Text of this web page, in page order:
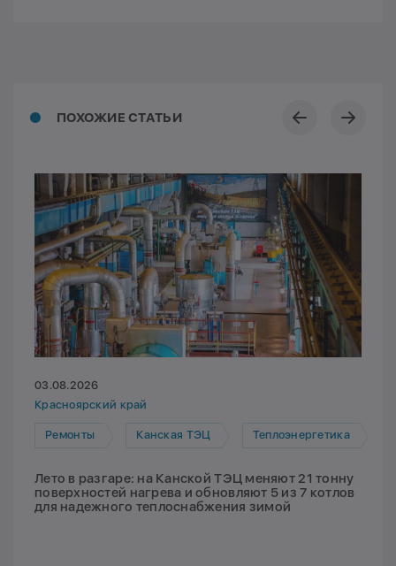
ПОХОЖИЕ СТАТЬИ
03.08.2026
Красноярский край
Ремонты Канская ТЭЦ Теплоэнергетика
Лето в разгаре: на Канской ТЭЦ меняют 21 тонну
поверхностей нагрева и обновляют 5 из 7 котлов
для надежного теплоснабжения зимой